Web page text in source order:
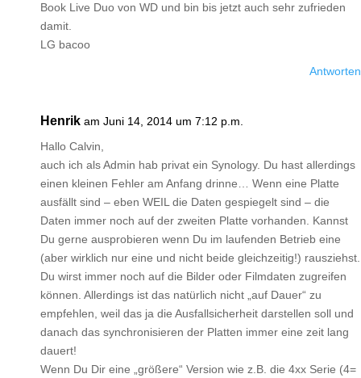
Book Live Duo von WD und bin bis jetzt auch sehr zufrieden
damit.
LG bacoo
Antworten
Henrik am Juni 14, 2014 um 7:12 p.m.
Hallo Calvin,
auch ich als Admin hab privat ein Synology. Du hast allerdings
einen kleinen Fehler am Anfang drinne… Wenn eine Platte
ausfällt sind – eben WEIL die Daten gespiegelt sind – die
Daten immer noch auf der zweiten Platte vorhanden. Kannst
Du gerne ausprobieren wenn Du im laufenden Betrieb eine
(aber wirklich nur eine und nicht beide gleichzeitig!) rausziehst.
Du wirst immer noch auf die Bilder oder Filmdaten zugreifen
können. Allerdings ist das natürlich nicht „auf Dauer“ zu
empfehlen, weil das ja die Ausfallsicherheit darstellen soll und
danach das synchronisieren der Platten immer eine zeit lang
dauert!
Wenn Du Dir eine „größere“ Version wie z.B. die 4xx Serie (4=